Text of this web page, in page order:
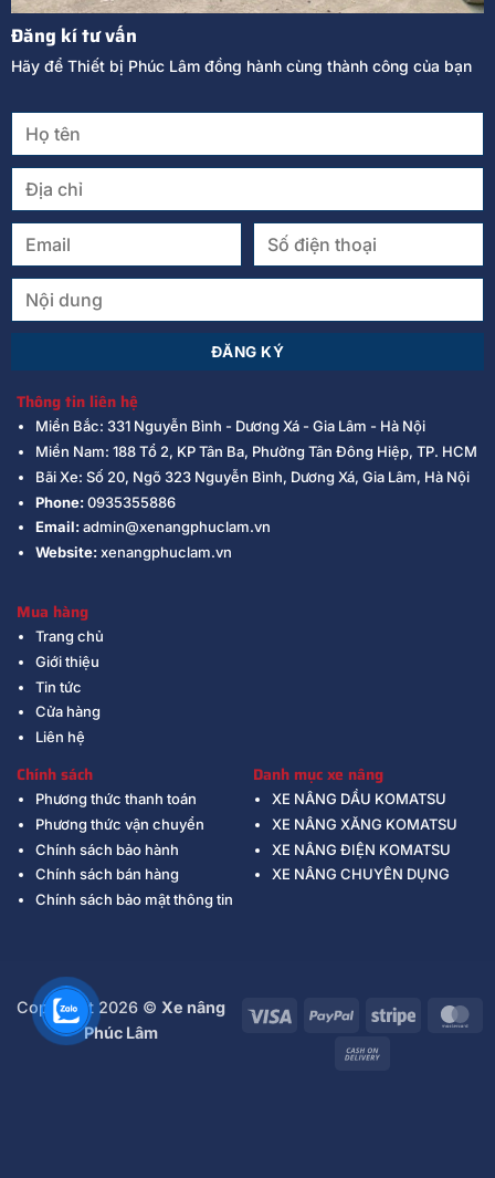
Đăng kí tư vấn
Hãy để Thiết bị Phúc Lâm đồng hành cùng thành công của bạn
Thông tin liên hệ
Miền Bắc: 331 Nguyễn Bình - Dương Xá - Gia Lâm - Hà Nội
Miền Nam: 188 Tổ 2, KP Tân Ba, Phường Tân Đông Hiệp, TP. HCM
Bãi Xe: Số 20, Ngõ 323 Nguyễn Bình, Dương Xá, Gia Lâm, Hà Nội
Phone:0935355886
Email:admin@xenangphuclam.vn
Website:xenangphuclam.vn
Mua hàng
Trang chủ
Giới thiệu
Tin tức
Cửa hàng
Liên hệ
Chính sách
Phương thức thanh toán
Phương thức vận chuyển
Chính sách bảo hành
Chính sách bán hàng
Chính sách bảo mật thông tin
Danh mục xe nâng
XE NÂNG DẦU KOMATSU
XE NÂNG XĂNG KOMATSU
XE NÂNG ĐIỆN KOMATSU
XE NÂNG CHUYÊN DỤNG
Visa PayPal Stripe
Copyright 2026 © Xe nâng
Phúc Lâm